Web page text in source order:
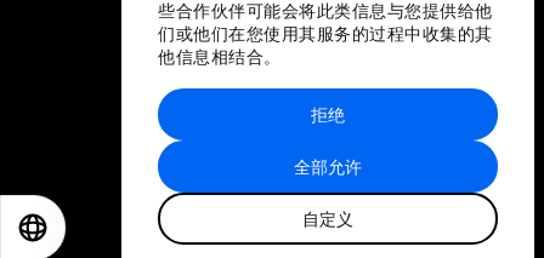
些合作伙伴可能会将此类信息与您提供给他
们或他们在您使用其服务的过程中收集的其
他信息相结合。
全部允许
自定义
拒绝
站点地图
世界经济论坛